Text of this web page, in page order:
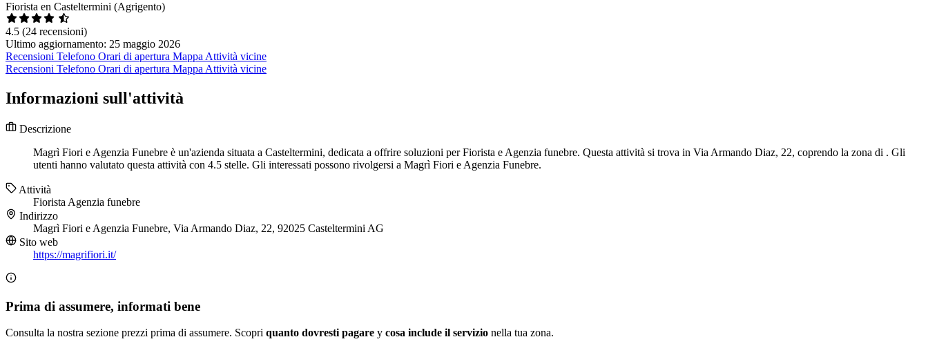
Fiorista en Casteltermini (Agrigento)
4.5 (24 recensioni)
Ultimo aggiornamento: 25 maggio 2026
Recensioni Telefono Orari di apertura Mappa Attività vicine
Recensioni Telefono Orari di apertura Mappa Attività vicine
Informazioni sull'attività
Descrizione
Magrì Fiori e Agenzia Funebre è un'azienda situata a Casteltermini, dedicata a offrire soluzioni per Fiorista e Agenzia funebre. Questa attività si trova in Via Armando Diaz, 22, coprendo la zona di . Gli
utenti hanno valutato questa attività con 4.5 stelle. Gli interessati possono rivolgersi a Magrì Fiori e Agenzia Funebre.
Attività
Fiorista Agenzia funebre
Indirizzo
Magrì Fiori e Agenzia Funebre, Via Armando Diaz, 22, 92025 Casteltermini AG
Sito web
https://magrifiori.it/
Prima di assumere, informati bene
Consulta la nostra sezione prezzi prima di assumere. Scopri quanto dovresti pagare y cosa include il servizio nella tua zona.